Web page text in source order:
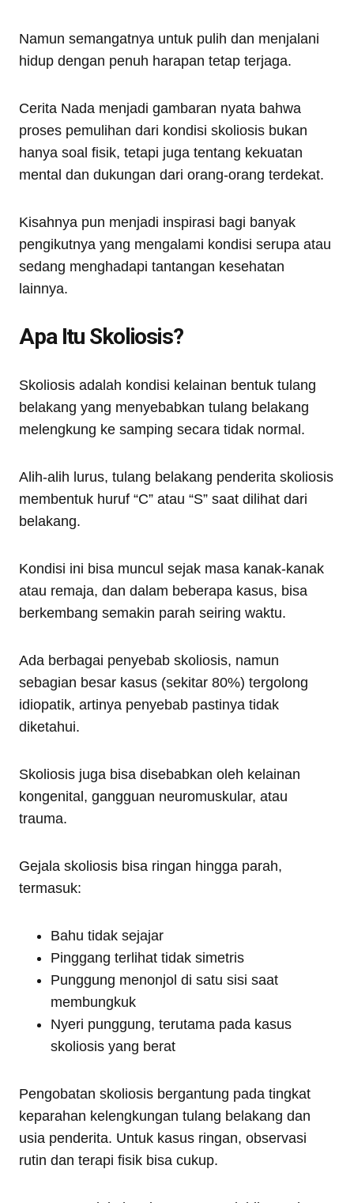
Namun semangatnya untuk pulih dan menjalani
hidup dengan penuh harapan tetap terjaga.
Cerita Nada menjadi gambaran nyata bahwa
proses pemulihan dari kondisi skoliosis bukan
hanya soal fisik, tetapi juga tentang kekuatan
mental dan dukungan dari orang-orang terdekat.
Kisahnya pun menjadi inspirasi bagi banyak
pengikutnya yang mengalami kondisi serupa atau
sedang menghadapi tantangan kesehatan
lainnya.
Apa Itu Skoliosis?
Skoliosis adalah kondisi kelainan bentuk tulang
belakang yang menyebabkan tulang belakang
melengkung ke samping secara tidak normal.
Alih-alih lurus, tulang belakang penderita skoliosis
membentuk huruf “C” atau “S” saat dilihat dari
belakang.
Kondisi ini bisa muncul sejak masa kanak-kanak
atau remaja, dan dalam beberapa kasus, bisa
berkembang semakin parah seiring waktu.
Ada berbagai penyebab skoliosis, namun
sebagian besar kasus (sekitar 80%) tergolong
idiopatik, artinya penyebab pastinya tidak
diketahui.
Skoliosis juga bisa disebabkan oleh kelainan
kongenital, gangguan neuromuskular, atau
trauma.
Gejala skoliosis bisa ringan hingga parah,
termasuk:
Bahu tidak sejajar
Pinggang terlihat tidak simetris
Punggung menonjol di satu sisi saat
membungkuk
Nyeri punggung, terutama pada kasus
skoliosis yang berat
Pengobatan skoliosis bergantung pada tingkat
keparahan kelengkungan tulang belakang dan
usia penderita. Untuk kasus ringan, observasi
rutin dan terapi fisik bisa cukup.